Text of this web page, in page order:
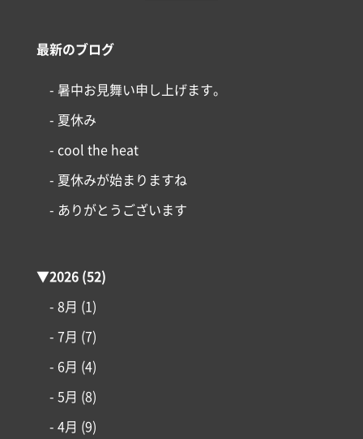
最新のブログ
- 暑中お見舞い申し上げます。
- 夏休み
- cool the heat
- 夏休みが始まりますね
- ありがとうございます
▼2026(52)
- 8月 (1)
- 7月 (7)
- 6月 (4)
- 5月 (8)
- 4月 (9)